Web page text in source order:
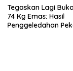
Tegaskan Lagi
74 Kg Emas: Hasil
Penggeledahan